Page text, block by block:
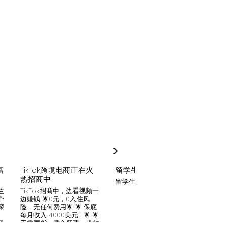
TikTok跨境电商正在火
热招商中
TikTok招商中，边看视频一
边赚钱 🌟0元，0入住风
险，无任何费用🌟 🌟 保底
每月收入 4000美元+ 🌟 🌟
无需囤货，适合新手，带娃
留学生贷款
留学生贷款专业平台